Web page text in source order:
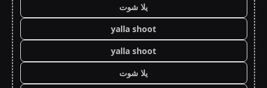
يلا شوت
yalla shoot
yalla shoot
يلا شوت